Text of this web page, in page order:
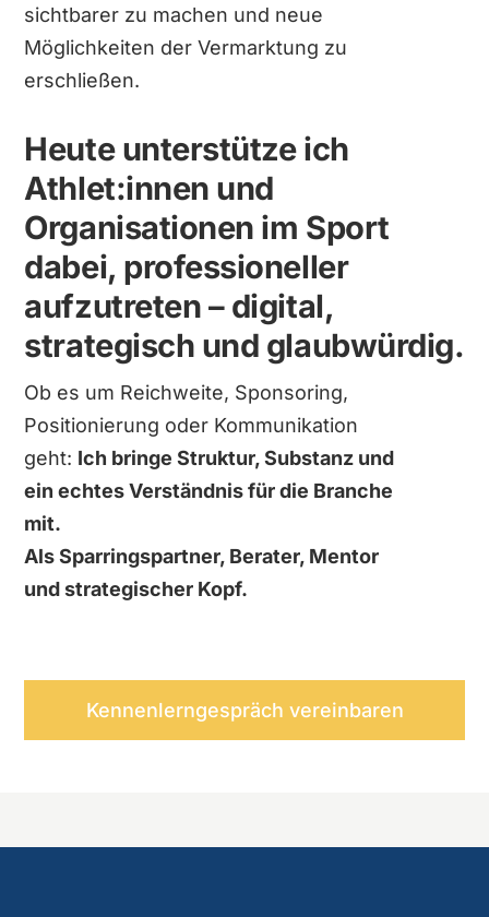
sichtbarer zu machen und neue
Möglichkeiten der Vermarktung zu
erschließen.
Heute unterstütze ich
Athlet:innen und
Organisationen im Sport
dabei, professioneller
aufzutreten – digital,
strategisch und glaubwürdig.
Ob es um Reichweite, Sponsoring,
Positionierung oder Kommunikation
geht: Ich bringe Struktur, Substanz und
ein echtes Verständnis für die Branche
mit.
Als Sparringspartner, Berater, Mentor
und strategischer Kopf.
Kennenlerngespräch vereinbaren